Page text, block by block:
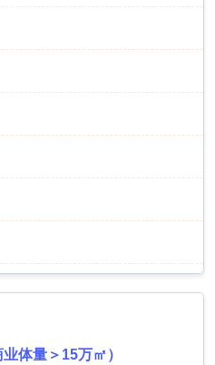
体量＞15万㎡）